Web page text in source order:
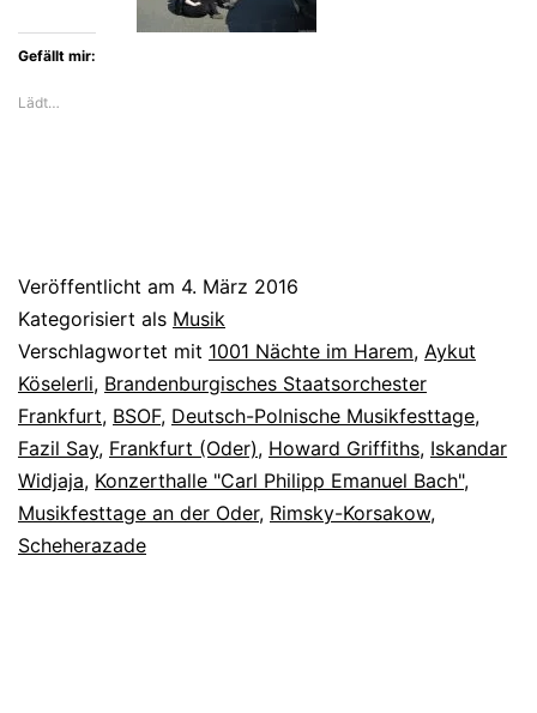
Gefällt mir:
Lädt…
Veröffentlicht am 4. März 2016
Kategorisiert als Musik
Verschlagwortet mit 1001 Nächte im Harem, Aykut
Köselerli, Brandenburgisches Staatsorchester
Frankfurt, BSOF, Deutsch-Polnische Musikfesttage,
Fazil Say, Frankfurt (Oder), Howard Griffiths, Iskandar
Widjaja, Konzerthalle "Carl Philipp Emanuel Bach",
Musikfesttage an der Oder, Rimsky-Korsakow,
Scheherazade